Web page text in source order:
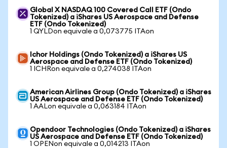
Global X NASDAQ 100 Covered Call ETF (Ondo
Tokenized) a iShares US Aerospace and Defense
ETF (Ondo Tokenized)
1 QYLDon equivale a 0,073775 ITAon
Ichor Holdings (Ondo Tokenized) a iShares US
Aerospace and Defense ETF (Ondo Tokenized)
1 ICHRon equivale a 0,274038 ITAon
American Airlines Group (Ondo Tokenized) a iShares
US Aerospace and Defense ETF (Ondo Tokenized)
1 AALon equivale a 0,063184 ITAon
Opendoor Technologies (Ondo Tokenized) a iShares
US Aerospace and Defense ETF (Ondo Tokenized)
1 OPENon equivale a 0,014213 ITAon